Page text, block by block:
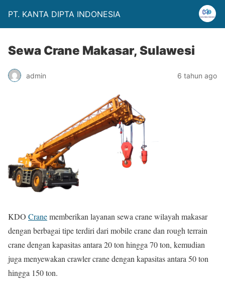
PT. KANTA DIPTA INDONESIA
Sewa Crane Makasar, Sulawesi
admin 6 tahun ago
KDO Cranememberikan layanan sewa crane wilayah makasar
dengan berbagai tipe terdiri dari mobile crane dan rough terrain
crane dengan kapasitas antara 20 ton hingga 70 ton, kemudian
juga menyewakan crawler crane dengan kapasitas antara 50 ton
hingga 150 ton.